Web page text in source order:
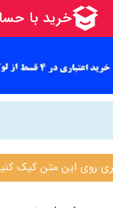
متن کیک کنید (ساعت